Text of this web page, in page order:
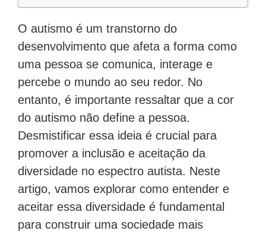
O autismo é um transtorno do
desenvolvimento que afeta a forma como
uma pessoa se comunica, interage e
percebe o mundo ao seu redor. No
entanto, é importante ressaltar que a cor
do autismo não define a pessoa.
Desmistificar essa ideia é crucial para
promover a inclusão e aceitação da
diversidade no espectro autista. Neste
artigo, vamos explorar como entender e
aceitar essa diversidade é fundamental
para construir uma sociedade mais